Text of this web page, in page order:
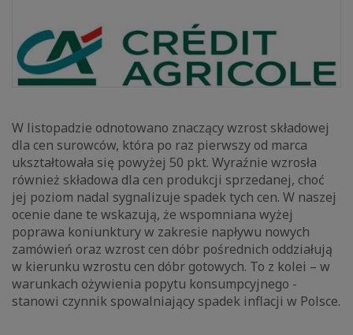
W listopadzie odnotowano znaczący wzrost składowej
dla cen surowców, która po raz pierwszy od marca
ukształtowała się powyżej 50 pkt. Wyraźnie wzrosła
również składowa dla cen produkcji sprzedanej, choć
jej poziom nadal sygnalizuje spadek tych cen. W naszej
ocenie dane te wskazują, że wspomniana wyżej
poprawa koniunktury w zakresie napływu nowych
zamówień oraz wzrost cen dóbr pośrednich oddziałują
w kierunku wzrostu cen dóbr gotowych. To z kolei – w
warunkach ożywienia popytu konsumpcyjnego -
stanowi czynnik spowalniający spadek inflacji w Polsce.